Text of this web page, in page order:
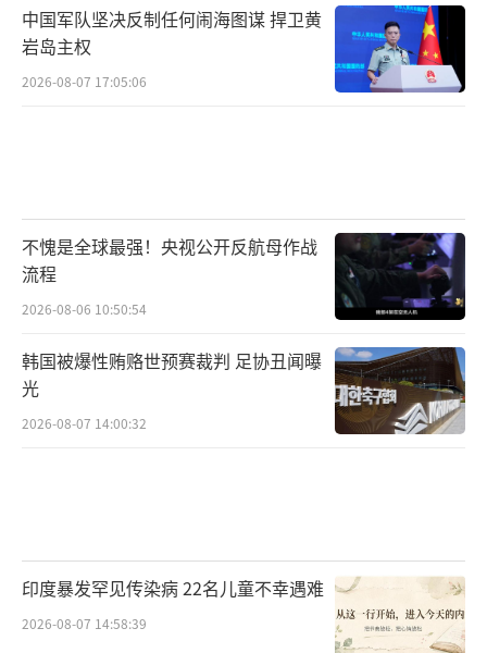
中国军队坚决反制任何闹海图谋 捍卫黄
岩岛主权
2026-08-07 17:05:06
不愧是全球最强！央视公开反航母作战
流程
2026-08-06 10:50:54
韩国被爆性贿赂世预赛裁判 足协丑闻曝
光
2026-08-07 14:00:32
印度暴发罕见传染病 22名儿童不幸遇难
2026-08-07 14:58:39